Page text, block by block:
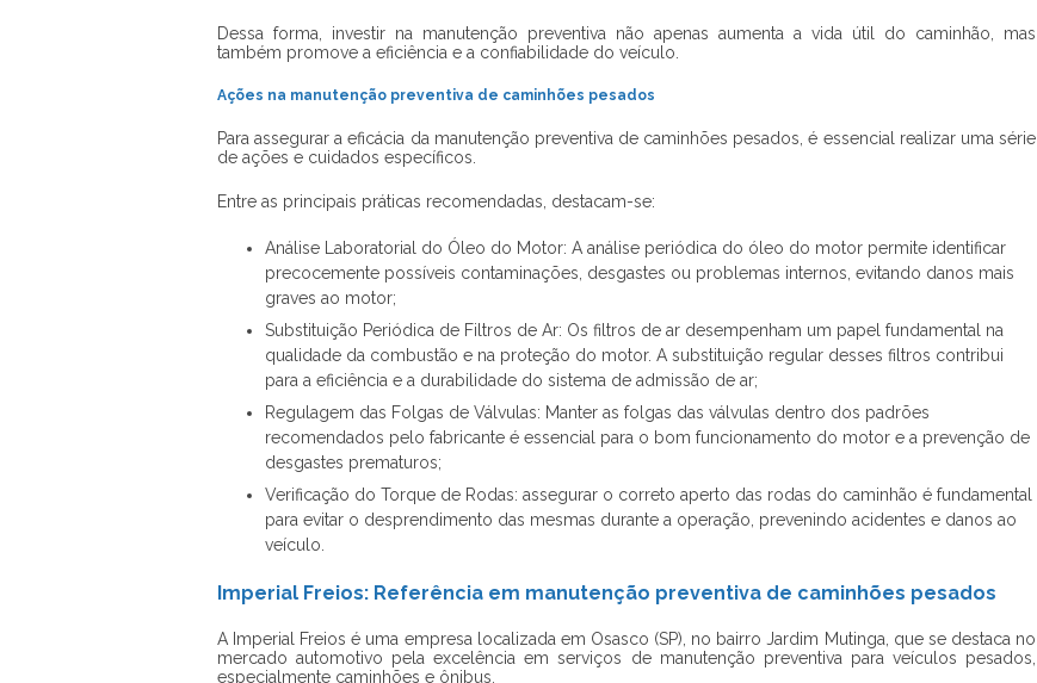
Dessa forma, investir na manutenção preventiva não apenas aumenta a vida útil do caminhão, mas
também promove a eficiência e a confiabilidade do veículo.
Ações na manutenção preventiva de caminhões pesados
Para assegurar a eficácia da manutenção preventiva de caminhões pesados , é essencial realizar uma série
de ações e cuidados específicos.
Entre as principais práticas recomendadas, destacam-se:
Análise Laboratorial do Óleo do Motor: A análise periódica do óleo do motor permite identificar
precocemente possíveis contaminações, desgastes ou problemas internos, evitando danos mais
graves ao motor;
Substituição Periódica de Filtros de Ar: Os filtros de ar desempenham um papel fundamental na
qualidade da combustão e na proteção do motor. A substituição regular desses filtros contribui
para a eficiência e a durabilidade do sistema de admissão de ar;
Regulagem das Folgas de Válvulas: Manter as folgas das válvulas dentro dos padrões
recomendados pelo fabricante é essencial para o bom funcionamento do motor e a prevenção de
desgastes prematuros;
Verificação do Torque de Rodas: assegurar o correto aperto das rodas do caminhão é fundamental
para evitar o desprendimento das mesmas durante a operação, prevenindo acidentes e danos ao
veículo.
Imperial Freios: Referência em manutenção preventiva de caminhões pesados
A Imperial Freios é uma empresa localizada em Osasco (SP), no bairro Jardim Mutinga, que se destaca no
mercado automotivo pela excelência em serviços de manutenção preventiva para veículos pesados,
especialmente caminhões e ônibus.